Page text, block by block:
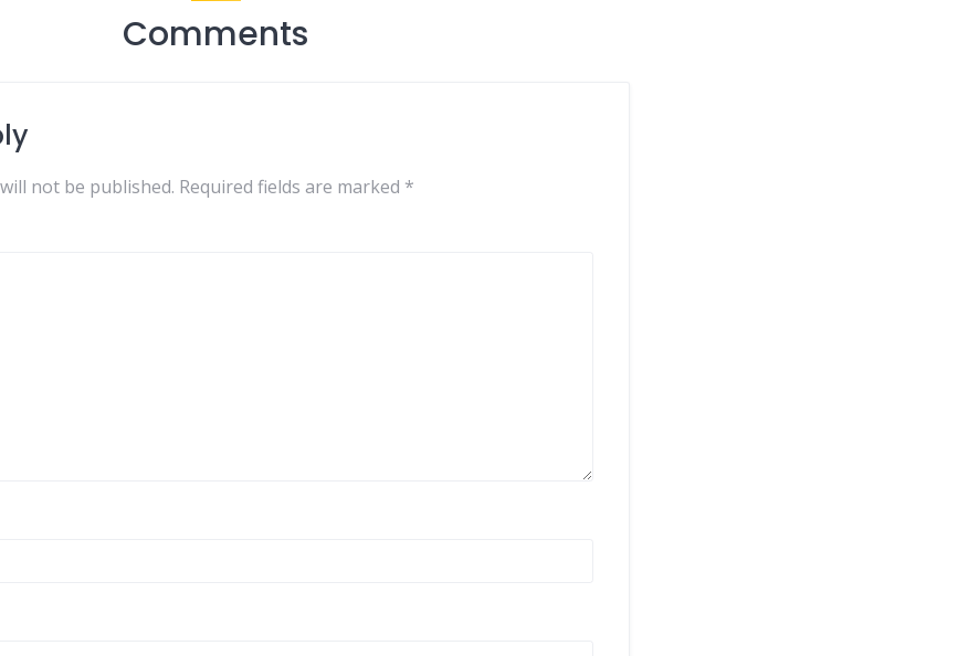
Comments
not be published. Required fields are marked *